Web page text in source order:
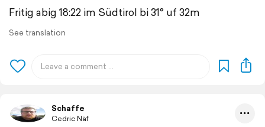
Fritig abig 18:22 im Südtirol bi 31° uf 32m
See translation
Schaffe
Cedric Näf